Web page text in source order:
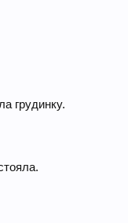
грудинку.